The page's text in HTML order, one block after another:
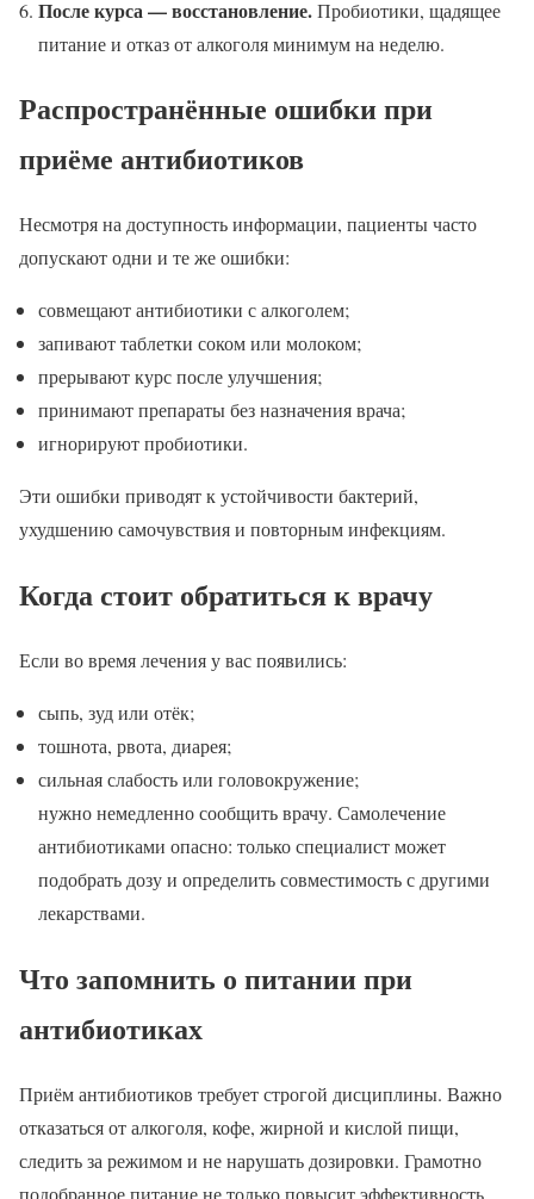
После курса — восстановление.Пробиотики, щадящее
питание и отказ от алкоголя минимум на неделю.
Распространённые ошибки при
приёме антибиотиков
Несмотря на доступность информации, пациенты часто
допускают одни и те же ошибки:
совмещают антибиотики с алкоголем;
запивают таблетки соком или молоком;
прерывают курс после улучшения;
принимают препараты без назначения врача;
игнорируют пробиотики.
Эти ошибки приводят к устойчивости бактерий,
ухудшению самочувствия и повторным инфекциям.
Когда стоит обратиться к врачу
Если во время лечения у вас появились:
сыпь, зуд или отёк;
тошнота, рвота, диарея;
сильная слабость или головокружение;
нужно немедленно сообщить врачу. Самолечение
антибиотиками опасно: только специалист может
подобрать дозу и определить совместимость с другими
лекарствами.
Что запомнить о питании при
антибиотиках
Приём антибиотиков требует строгой дисциплины. Важно
отказаться от алкоголя, кофе, жирной и кислой пищи,
следить за режимом и не нарушать дозировки. Грамотно
подобранное питание не только повысит эффективность